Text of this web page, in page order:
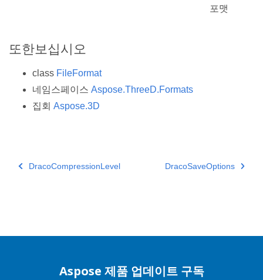
포맷
또한보십시오
class FileFormat
네임스페이스 Aspose.ThreeD.Formats
집회 Aspose.3D
DracoCompressionLevel DracoSaveOptions
Aspose 제품 업데이트 구독